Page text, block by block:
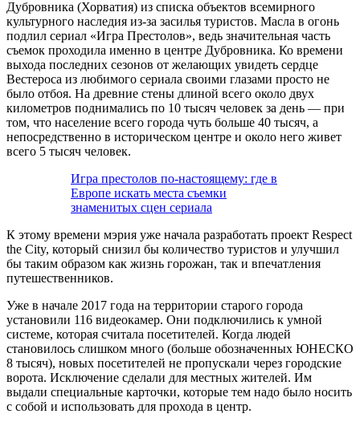
Дубровника (Хорватия) из списка объектов всемирного
культурного наследия из-за засилья туристов. Масла в огонь
подлил сериал «Игра Престолов», ведь значительная часть
съемок проходила именно в центре Дубровника. Ко времени
выхода последних сезонов от желающих увидеть сердце
Вестероса из любимого сериала своими глазами просто не
было отбоя. На древние стены длиной всего около двух
километров поднимались по 10 тысяч человек за день — при
том, что население всего города чуть больше 40 тысяч, а
непосредственно в историческом центре и около него живет
всего 5 тысяч человек.
Игра престолов по-настоящему: где в
Европе искать места съемки
знаменитых сцен сериала
К этому времени мэрия уже начала разработать проект Respect
the City, который снизил бы количество туристов и улучшил
бы таким образом как жизнь горожан, так и впечатления
путешественников.
Уже в начале 2017 года на территории старого города
установили 116 видеокамер. Они подключились к умной
системе, которая считала посетителей. Когда людей
становилось слишком много (больше обозначенных ЮНЕСКО
8 тысяч), новых посетителей не пропускали через городские
ворота. Исключение сделали для местных жителей. Им
выдали специальные карточки, которые тем надо было носить
с собой и использовать для прохода в центр.